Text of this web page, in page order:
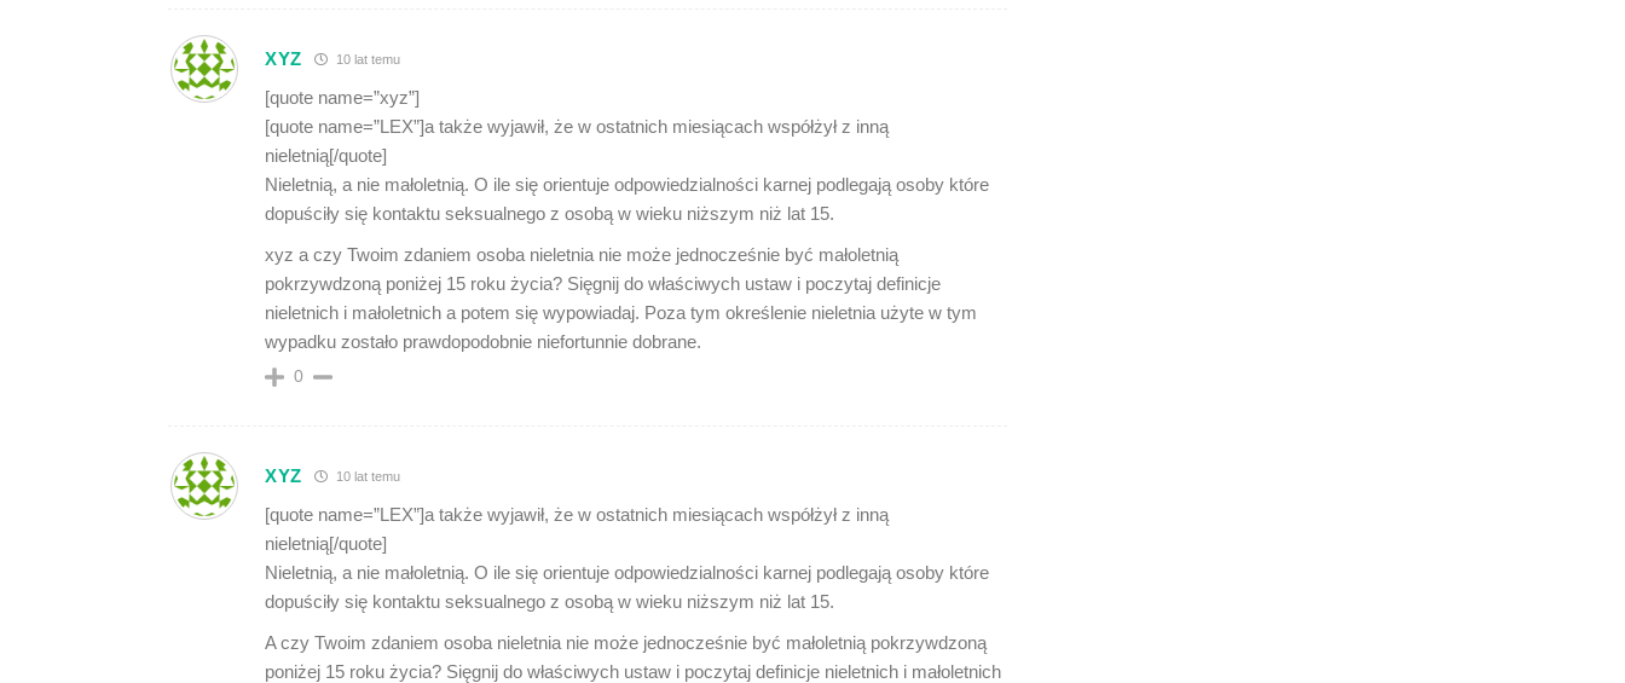
XYZ 10 lat temu
[quote name=”xyz”]
[quote name=”LEX”]a także wyjawił, że w ostatnich miesiącach współżył z inną
nieletnią[/quote]
Nieletnią, a nie małoletnią. O ile się orientuje odpowiedzialności karnej podlegają osoby które
dopuściły się kontaktu seksualnego z osobą w wieku niższym niż lat 15.
xyz a czy Twoim zdaniem osoba nieletnia nie może jednocześnie być małoletnią
pokrzywdzoną poniżej 15 roku życia? Sięgnij do właściwych ustaw i poczytaj definicje
nieletnich i małoletnich a potem się wypowiadaj. Poza tym określenie nieletnia użyte w tym
wypadku zostało prawdopodobnie niefortunnie dobrane.
0
XYZ 10 lat temu
[quote name=”LEX”]a także wyjawił, że w ostatnich miesiącach współżył z inną
nieletnią[/quote]
Nieletnią, a nie małoletnią. O ile się orientuje odpowiedzialności karnej podlegają osoby które
dopuściły się kontaktu seksualnego z osobą w wieku niższym niż lat 15.
A czy Twoim zdaniem osoba nieletnia nie może jednocześnie być małoletnią pokrzywdzoną
poniżej 15 roku życia? Sięgnij do właściwych ustaw i poczytaj definicje nieletnich i małoletnich